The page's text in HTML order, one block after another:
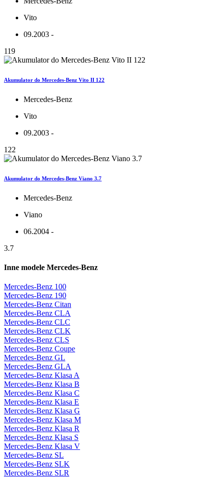
Vito
09.2003 -
119
Akumulator do Mercedes-Benz Vito II 122
Mercedes-Benz
Vito
09.2003 -
122
Akumulator do Mercedes-Benz Viano 3.7
Mercedes-Benz
Viano
06.2004 -
3.7
Inne modele Mercedes-Benz
Mercedes-Benz 100
Mercedes-Benz 190
Mercedes-Benz Citan
Mercedes-Benz CLA
Mercedes-Benz CLC
Mercedes-Benz CLK
Mercedes-Benz CLS
Mercedes-Benz Coupe
Mercedes-Benz GL
Mercedes-Benz GLA
Mercedes-Benz Klasa A
Mercedes-Benz Klasa B
Mercedes-Benz Klasa C
Mercedes-Benz Klasa E
Mercedes-Benz Klasa G
Mercedes-Benz Klasa M
Mercedes-Benz Klasa R
Mercedes-Benz Klasa S
Mercedes-Benz Klasa V
Mercedes-Benz SL
Mercedes-Benz SLK
Mercedes-Benz SLR